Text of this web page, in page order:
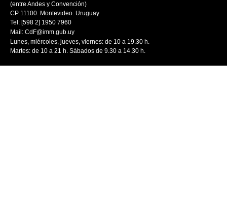
(entre Andes y Convención)
CP 11100. Montevideo. Uruguay
Tel: [598 2] 1950 7960
Mail: CdF@imm.gub.uy
Lunes, miércoles, jueves, viernes: de 10 a 19.30 h.
Martes: de 10 a 21 h. Sábados de 9.30 a 14.30 h.